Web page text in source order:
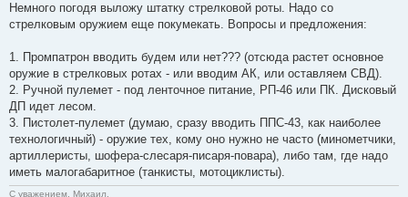
Немного погодя выложу штатку стрелковой роты. Надо со
стрелковым оружием еще покумекать. Вопросы и предложения:
1. Промпатрон вводить будем или нет??? (отсюда растет основное
оружие в стрелковых ротах - или вводим АК, или оставляем СВД).
2. Ручной пулемет - под ленточное питание, РП-46 или ПК. Дисковый
ДП идет лесом.
3. Пистолет-пулемет (думаю, сразу вводить ППС-43, как наиболее
технологичный) - оружие тех, кому оно нужно не часто (минометчики,
артиллеристы, шофера-слесаря-писаря-повара), либо там, где надо
иметь малогабаритное (танкисты, мотоциклисты).
С уважением, Михаил.